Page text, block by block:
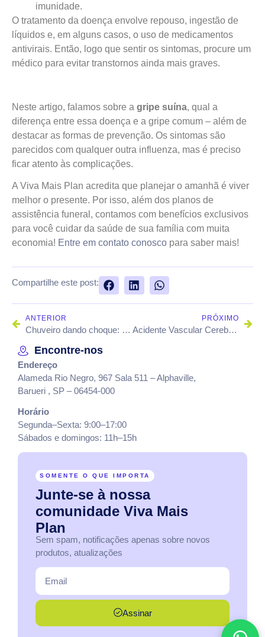
imunidade.
O tratamento da doença envolve repouso, ingestão de
líquidos e, em alguns casos, o uso de medicamentos
antivirais. Então, logo que sentir os sintomas, procure um
médico para evitar transtornos ainda mais graves.
Neste artigo, falamos sobre a gripe suína, qual a
diferença entre essa doença e a gripe comum – além de
destacar as formas de prevenção. Os sintomas são
parecidos com qualquer outra influenza, mas é preciso
ficar atento às complicações.
A Viva Mais Plan acredita que planejar o amanhã é viver
melhor o presente. Por isso, além dos planos de
assistência funeral, contamos com benefícios exclusivos
para você cuidar da saúde de sua família com muita
economia! Entre em contato conosco para saber mais!
Compartilhe este post:
ANTERIOR
Chuveiro dando choque: como resolver?
PRÓXIMO
Acidente Vascular Cerebral: o que é e quais os sintomas?
Encontre-nos
Endereço
Alameda Rio Negro, 967 Sala 511 – Alphaville,
Barueri , SP – 06454-000
Horário
Segunda–Sexta: 9:00–17:00
Sábados e domingos: 11h–15h
SOMENTE O QUE IMPORTA
Junte-se à nossa
comunidade Viva Mais
Plan
Sem spam, notificações apenas sobre novos
produtos, atualizações
Assinar